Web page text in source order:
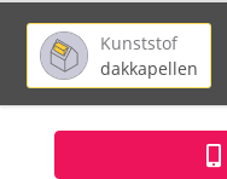
Kunststof
dakkapellen